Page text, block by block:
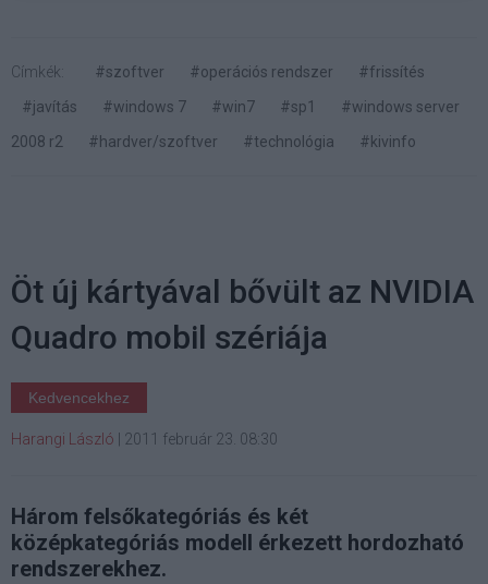
Címkék: #szoftver #operációs rendszer
#frissítés
#javítás
#windows 7 #win7 #sp1
#windows server
2008 r2
#hardver/szoftver #technológia #kivinfo
Öt új kártyával bővült az NVIDIA
Quadro mobil szériája
Kedvencekhez
Harangi László 2011 február 23. 08:30
Három felsőkategóriás és két
középkategóriás modell érkezett hordozható
rendszerekhez.